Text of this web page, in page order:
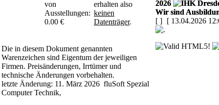
von
Ausstellungen:
0.00 €
erhalten also
keinen
Datenträger.
Die in diesem Dokument genannten
Warenzeichen sind Eigentum der jeweiligen
Firmen. Preisänderungen, Irrtümer und
technische Änderungen vorbehalten.
letzte Änderung: 11. März 2026 fluSoft Spezial
Computer Technik,
2026
Wir sind
[ ] [ 13.04.2026